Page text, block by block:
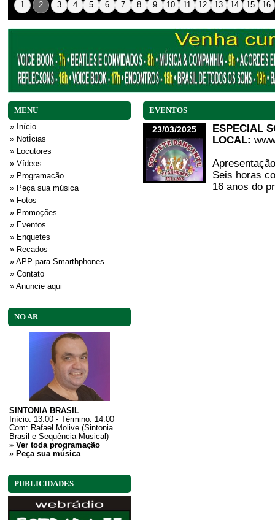
1 2 3 4 5 6 7 8 9 10 11 12 13 14 15 16
MENU
» Início
» NotÍcias
» Locutores
» Vídeos
» Programacão
» Peça sua música
» Fotos
» Promoções
» Eventos
» Enquetes
» Recados
» APP para Smarthphones
» Contato
» Anuncie aqui
NO AR
SINTONIA BRASIL
Início: 13:00 - Término: 14:00
Com: Rafael Molive (Sintonia
Brasil e Sequência Musical)
» Ver toda programação
» Peça sua música
PUBLICIDADES
EVENTOS
23/03/2025
ESPECIAL
LOCAL:
Seis horas
16 anos do